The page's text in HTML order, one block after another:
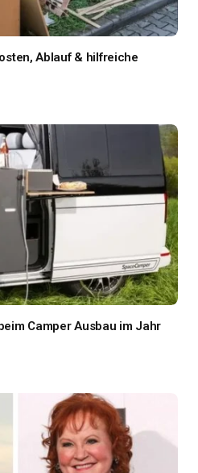
Ablauf & hilfreiche
Camper Ausbau im Jahr